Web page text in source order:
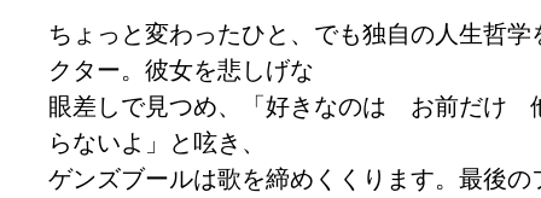
ちょっと変わったひと、でも独自の人生哲
クター。彼女を悲しげな
眼差しで見つめ、「好きなのは お前だけ
らないよ」と呟き、
ゲンズブールは歌を締めくくります。最後